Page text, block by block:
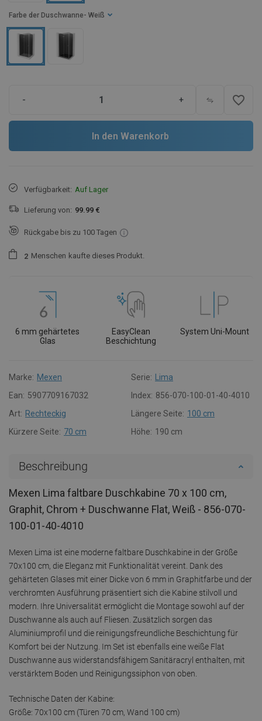
Farbe der Duschwanne - Weiß
- + favorite_border
In den Warenkorb
Verfügbarkeit: Auf Lager
Lieferung von: 99.99 €
Rückgabe bis zu 100 Tagen
2 Menschen kaufte dieses Produkt.
6 mm gehärtetes
Glas
EasyClean
Beschichtung
System Uni-Mount
Marke: Mexen Serie:
Lima
Ean: 5907709167032 Index: 856-070-100-01-40-4010
Art: Rechteckig Längere Seite: 100 cm
Kürzere Seite: 70 cm Höhe: 190 cm
Beschreibung
Mexen Lima faltbare Duschkabine 70 x 100 cm,
Graphit, Chrom + Duschwanne Flat, Weiß - 856-070-
100-01-40-4010
Mexen Lima ist eine moderne faltbare Duschkabine in der Größe
70x100 cm, die Eleganz mit Funktionalität vereint. Dank des
gehärteten Glases mit einer Dicke von 6 mm in Graphitfarbe und der
verchromten Ausführung präsentiert sich die Kabine stilvoll und
modern. Ihre Universalität ermöglicht die Montage sowohl auf der
Duschwanne als auch auf Fliesen. Zusätzlich sorgen das
Aluminiumprofil und die reinigungsfreundliche Beschichtung für
Komfort bei der Nutzung. Im Set ist ebenfalls eine weiße Flat
Duschwanne aus widerstandsfähigem Sanitäracryl enthalten, mit
verstärktem Boden und Reinigungssiphon von oben.
Technische Daten der Kabine:
Größe: 70x100 cm (Türen 70 cm, Wand 100 cm)